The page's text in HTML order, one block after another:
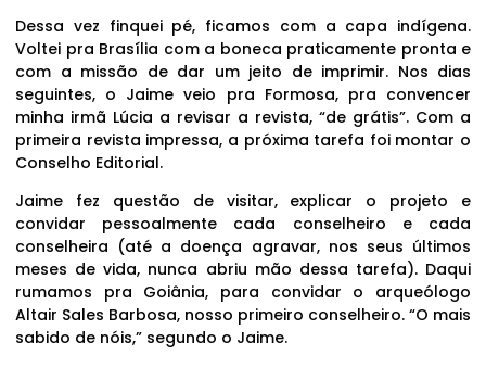
Dessa vez finquei pé, ficamos com a capa indígena.
Voltei pra Brasília com a boneca praticamente pronta e
com a missão de dar um jeito de imprimir. Nos dias
seguintes, o Jaime veio pra Formosa, pra convencer
minha irmã Lúcia a revisar a revista, “de grátis”. Com a
primeira revista impressa, a próxima tarefa foi montar o
Conselho Editorial.
Jaime fez questão de visitar, explicar o projeto e
convidar pessoalmente cada conselheiro e cada
conselheira (até a doença agravar, nos seus últimos
meses de vida, nunca abriu mão dessa tarefa). Daqui
rumamos pra Goiânia, para convidar o arqueólogo
Altair Sales Barbosa, nosso primeiro conselheiro. “O mais
sabido de nóis,” segundo o Jaime.